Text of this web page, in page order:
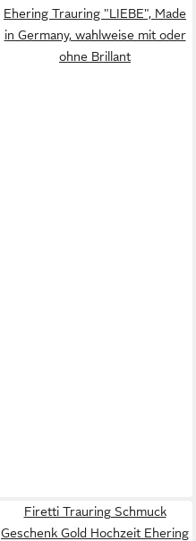
Ehering Trauring "LIEBE", Made
in Germany, wahlweise mit oder
ohne Brillant
Firetti Trauring Schmuck
Geschenk Gold Hochzeit Ehering